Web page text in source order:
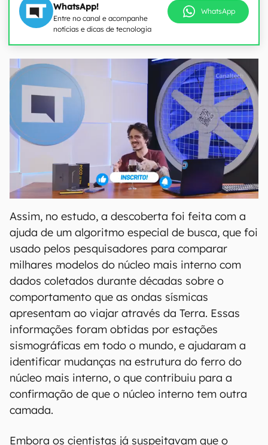
WhatsApp!
Entre no canal e acompanhe
notícias e dicas de tecnologia
WhatsApp
Assim, no estudo, a descoberta foi feita com a
ajuda de um algoritmo especial de busca, que foi
usado pelos pesquisadores para comparar
milhares modelos do núcleo mais interno com
dados coletados durante décadas sobre o
comportamento que as ondas sísmicas
apresentam ao viajar através da Terra. Essas
informações foram obtidas por estações
sismográficas em todo o mundo, e ajudaram a
identificar mudanças na estrutura do ferro do
núcleo mais interno, o que contribuiu para a
confirmação de que o núcleo interno tem outra
camada.
Embora os cientistas já suspeitavam que o